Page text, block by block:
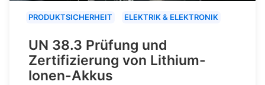
PRODUKTSICHERHEIT ELEKTRIK & ELEKTRONIK
UN 38.3 Prüfung und
Zertifizierung von Lithium-
Ionen-Akkus